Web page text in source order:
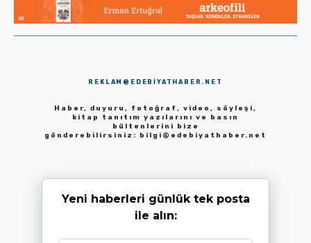
REKLAM@EDEBIYATHABER.NET
Haber, duyuru, fotoğraf, video, söyleşi,
kitap tanıtım yazılarını ve basın
bültenlerini bize
gönderebilirsiniz: bilgi@edebiyathaber.net
Yeni haberleri günlük tek posta
ile alın: